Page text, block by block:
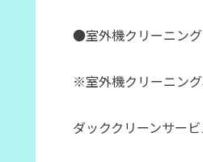
●室外機クリーニン
※室外機クリーニン
ダッククリーンサー